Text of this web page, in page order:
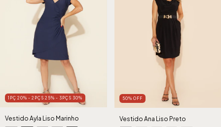
1PÇ 20% - 2PÇS 25% - 3PÇS 30%
Vestido Ayla Liso Marinho
50% OFF
Vestido Ana Liso Preto